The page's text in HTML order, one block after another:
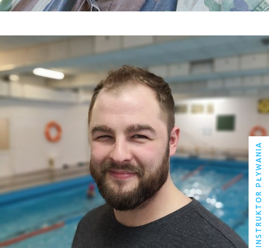
INSTRUKTOR PŁYWANIA
KRZYSZTOF BĘBNOWSKI
INSTRUKTOR PŁYWANIA